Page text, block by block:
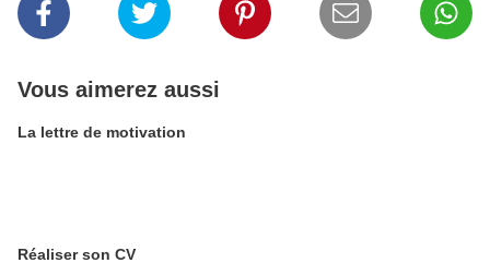
Vous aimerez aussi
La lettre de motivation
Réaliser son CV